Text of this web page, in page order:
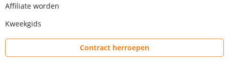
Affiliate worden
Kweekgids
Contract herroepen